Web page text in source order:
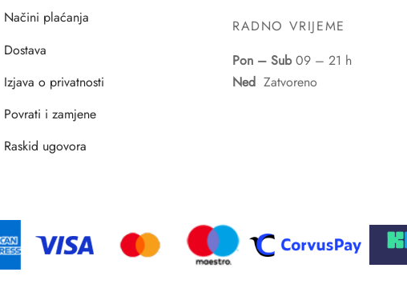
Načini plaćanja
Dostava
Izjava o privatnosti
Povrati i zamjene
Raskid ugovora
RADNO VRIJEME
Pon – Sub09 – 21 h
Ned Zatvoreno